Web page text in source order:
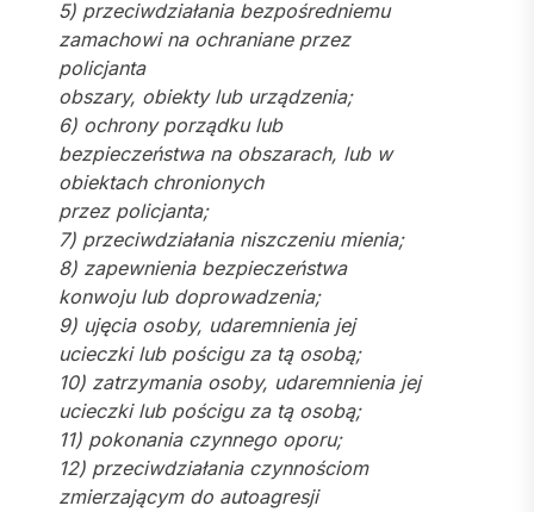
5) przeciwdziałania bezpośredniemu
zamachowi na ochraniane przez
policjanta
obszary, obiekty lub urządzenia;
6) ochrony porządku lub
bezpieczeństwa na obszarach, lub w
obiektach chronionych
przez policjanta;
7) przeciwdziałania niszczeniu mienia;
8) zapewnienia bezpieczeństwa
konwoju lub doprowadzenia;
9) ujęcia osoby, udaremnienia jej
ucieczki lub pościgu za tą osobą;
10) zatrzymania osoby, udaremnienia jej
ucieczki lub pościgu za tą osobą;
11) pokonania czynnego oporu;
12) przeciwdziałania czynnościom
zmierzającym do autoagresji